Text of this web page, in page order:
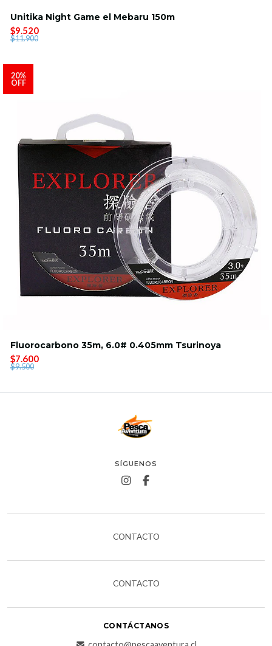
Unitika Night Game el Mebaru 150m
$9.520
$11.900
20%
OFF
Fluorocarbono 35m, 6.0# 0.405mm Tsurinoya
$7.600
$9.500
SÍGUENOS
CONTACTO
CONTACTO
CONTÁCTANOS